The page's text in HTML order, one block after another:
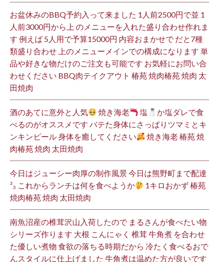
お盆休みのBBQ予約入って来ました 1人前2500円で並 1
人前3000円から上 のメニューを入れた盛り合わせ作れま
す 例えば 5人用で予算15000円 内容おまかせで だと7種
類盛り合わせ 上のメニューメインでの構成になります 単
品や好きな物だけのご注文も可能です お気軽にお問い合
わせください BBQ肉テイクアウト 椿苑 焼肉椿苑 焼肉 太
田焼肉
酒のあてに意外と人気 焼き海老 塩
か塩ダレで食
べるのがオススメです バテた身体にさっぱりツマミとキ
ンキンビール 身体を癒してください
焼き海老 椿苑 焼
肉椿苑 焼肉 太田焼肉
今日はジューシー肉厚の制作風景 今日は熊野町まで配達
³₃ これからランチは何を食べようか
1キロおかず 椿苑
焼肉椿苑 焼肉 太田焼肉
南魚沼産の椎茸沢山入荷したので まるさんが食べたい物
シリーズ作ります 大根 こんにゃく 椎茸 牛角煮 を合わせ
た優しい煮物 食欲の落ちる時期だから 冷たく食べるおで
んスタイルに仕上げました 牛角煮は温めた方が良いです